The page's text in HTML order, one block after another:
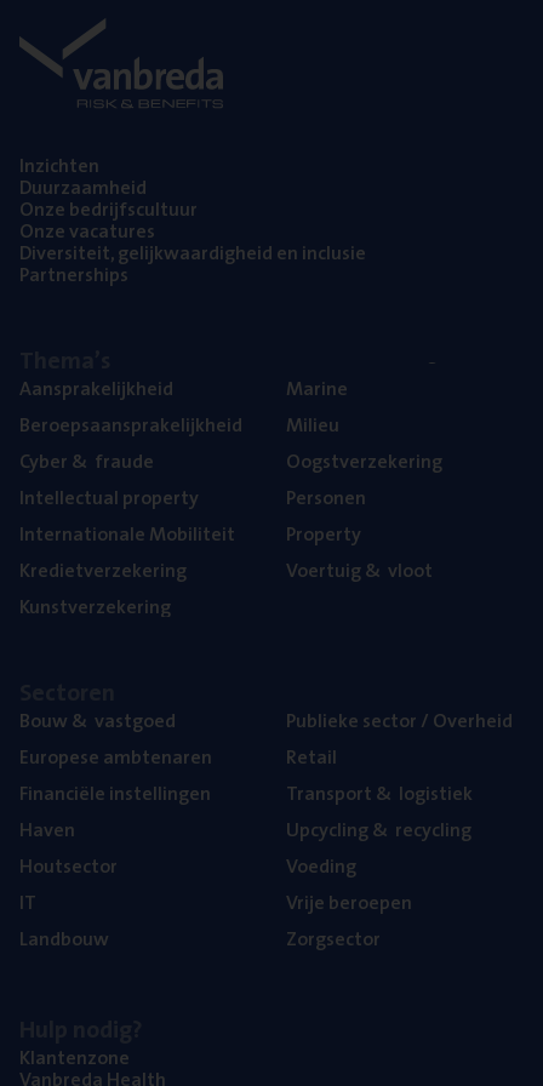
Inzich­ten
Duur­zaam­heid
Onze bedrijfs­cul­tuur
Onze vaca­tu­res
Diver­si­teit, gelijk­waar­dig­heid en inclusie
Part­ner­ships
Aan­spra­ke­lijk­heid
Beroeps­aan­spra­ke­lijk­heid
Cyber& fraude
Intel­lec­tu­al property
Inter­na­ti­o­na­le Mobiliteit
Kre­diet­ver­ze­ke­ring
Kunst­ver­ze­ke­ring
Mari­ne
Mili­eu
Oogst­ver­ze­ke­ring
Per­so­nen
Pro­per­ty
Voer­tuig& vloot
Bouw& vastgoed
Euro­pe­se ambtenaren
Finan­ci­ë­le instellingen
Haven
Hout­sec­tor
IT
Land­bouw
Publie­ke sec­tor / Overheid
Retail
Trans­port& logistiek
Upcy­cling& recycling
Voe­ding
Vrije beroe­pen
Zorg­sec­tor
Klan­ten­zo­ne
Van­b­re­da Health